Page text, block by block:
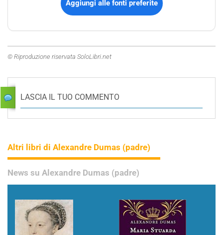
Aggiungi alle fonti preferite
© Riproduzione riservata SoloLibri.net
LASCIA IL TUO COMMENTO
Altri libri di Alexandre Dumas (padre)
News su Alexandre Dumas (padre)